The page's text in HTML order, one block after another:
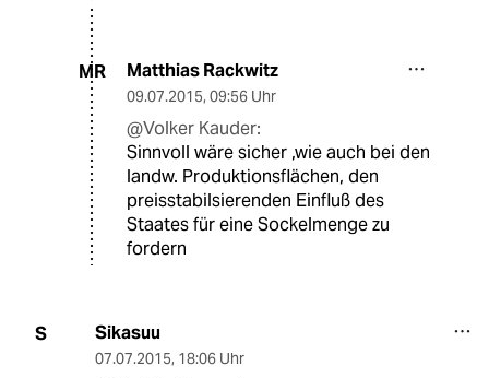
MR Matthias Rackwitz
09.07.2015, 09:56 Uhr
@Volker Kauder:
Sinnvoll wäre sicher ,wie auch bei den
landw. Produktionsflächen, den
preisstabilsierenden Einfluß des
Staates für eine Sockelmenge zu
fordern
S Sikasuu
07.07.2015, 18:06 Uhr